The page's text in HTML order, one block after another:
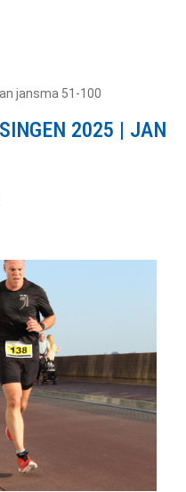
jansma 51-100
2025 | JAN